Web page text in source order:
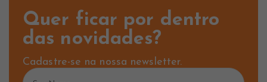
Quer ficar por dentro
das novidades?
Cadastre-se na nossa newsletter.